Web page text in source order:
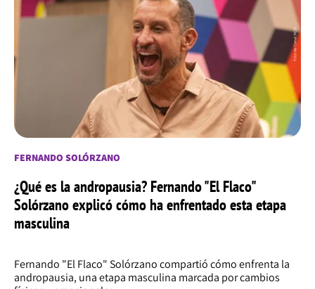
FERNANDO SOLÓRZANO
¿Qué es la andropausia? Fernando "El Flaco"
Solórzano explicó cómo ha enfrentado esta etapa
masculina
Fernando "El Flaco" Solórzano compartió cómo enfrenta la
andropausia, una etapa masculina marcada por cambios